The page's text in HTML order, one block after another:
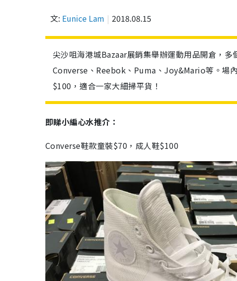
文: Eunice Lam 2018.08.15
尖沙咀海港城Bazaar展銷集舉辦運動用品開倉，
Converse、Reebok、Puma、Joy&Mario等。場
$100，適合一家大細掃平貨！
即睇小編心水推介：
Converse鞋款童裝$70，成人鞋$100